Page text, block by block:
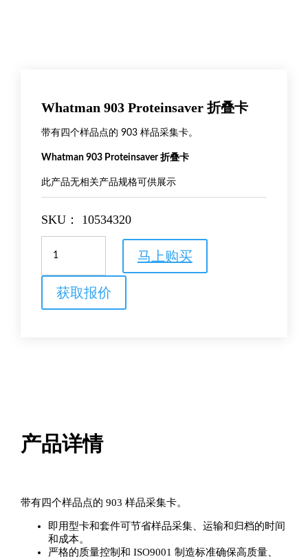
Whatman 903 Proteinsaver 折叠卡
带有四个样品点的 903 样品采集卡。
Whatman 903 Proteinsaver 折叠卡
此产品无相关产品规格可供展示
SKU： 10534320
903
卡
马上购买
获取报价
产品详情
带有四个样品点的 903 样品采集卡。
即用型卡和套件可节省样品采集、运输和归档的时间
和成本。
严格的质量控制和 ISO9001 制造标准确保高质量、